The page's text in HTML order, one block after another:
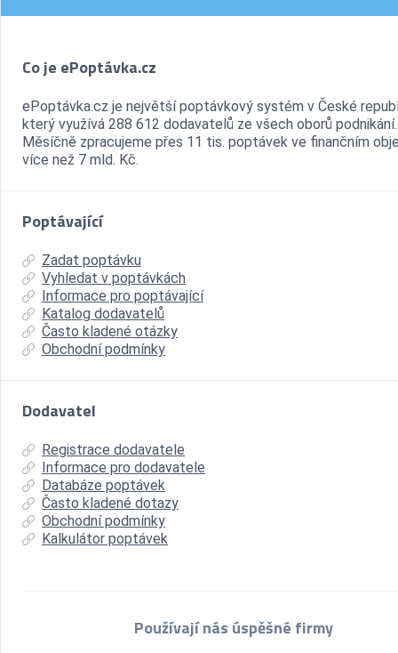
Co je ePoptávka.cz
ePoptávka.cz je největší poptávkový systém v České
který využívá 288 612 dodavatelů ze všech oborů podnikání.
Měsíčně zpracujeme přes 11 tis. poptávek ve finančním
více než 7 mld. Kč.
Poptávající
Zadat poptávku
Vyhledat v poptávkách
Informace pro poptávající
Katalog dodavatelů
Často kladené otázky
Obchodní podmínky
Dodavatel
Registrace dodavatele
Informace pro dodavatele
Databáze poptávek
Často kladené dotazy
Obchodní podmínky
Kalkulátor poptávek
Používají nás úspěšné firmy